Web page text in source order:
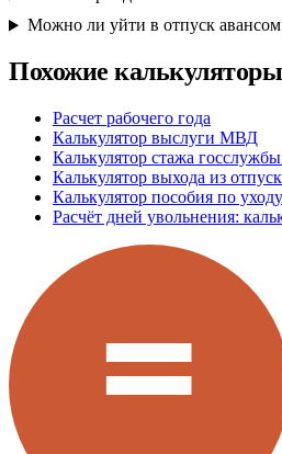
Можно ли уйти в отпуск
Похожие
Расчет рабочего года
Калькулятор выслуги МВД
Калькулятор стажа
Калькулятор выхода из
Калькулятор пособия по
Расчёт дней увольнения: